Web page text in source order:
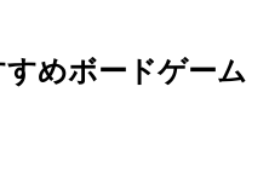
めボードゲーム